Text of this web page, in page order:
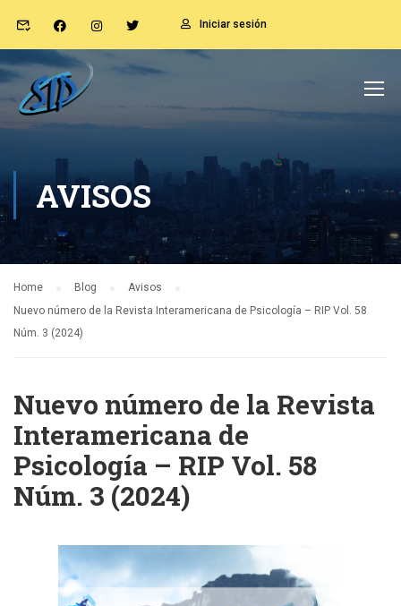
Iniciar sesión
AVISOS
Home Blog
Avisos
Nuevo número de la Revista Interamericana de Psicología – RIP Vol. 58
Núm. 3 (2024)
Nuevo número de la Revista
Interamericana de
Psicología – RIP Vol. 58
Núm. 3 (2024)